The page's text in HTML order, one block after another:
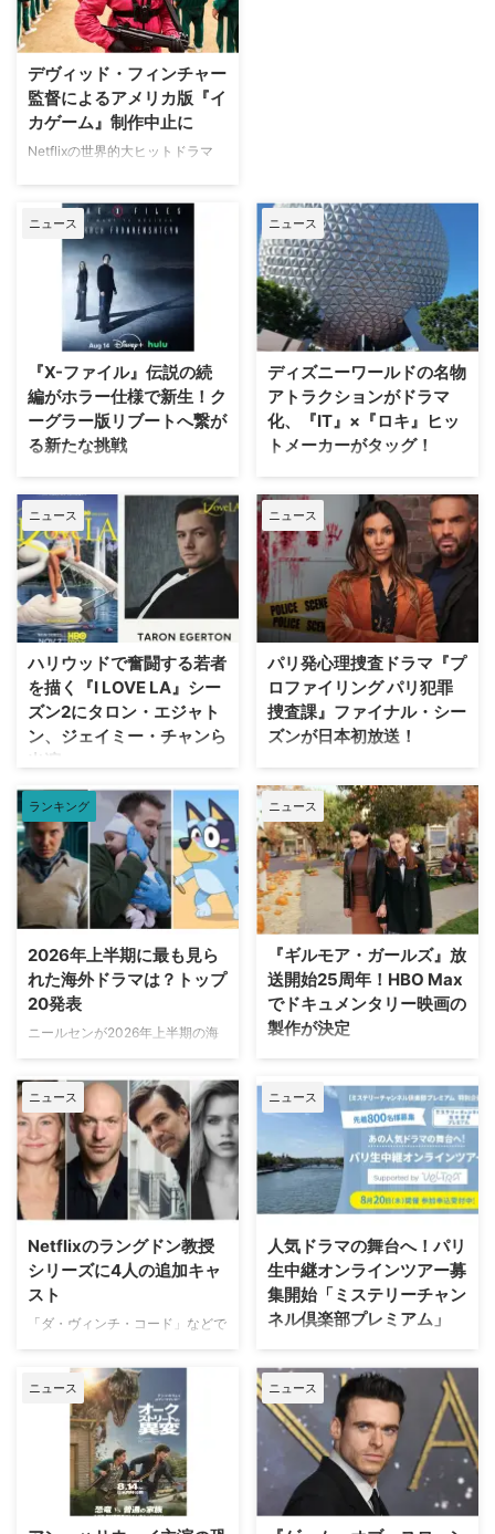
デヴィッド・フィンチャー
監督によるアメリカ版『イ
カゲーム』制作中止に
Netflixの世界的大ヒットドラマ
をとる予定だった英語版スピンオ
フ『Heckler（仮題）』の企画開
発が中止されたことが明らかにな
った。一時は同フランチャイズ初
の英語によるドラマシリーズとし
て期待されていたが、動画配信プ
ラットフォーム側の戦略変更など
を受け、プロジェクトは表舞台か
ら姿を消すこととなった。米
ThePlaylistが報じている。 デヴ
ィッド・フィンチャーが進めてい
2024年、フィンチャーがNetf …
ニュース
『X-ファイル』伝説の続
編がホラー仕様で新生！ク
ーグラー版リブートへ繋が
る新たな挑戦
SFサスペンスの金字塔『X-ファ
イル』の劇場版第2作『X-ファイ
ル：真実を求めて』が、18年の時
を経て、クリス・カーター監督の
手によるよりダークなディレクタ
ーズ・カット版として遂に日の目
を浴びることが決定した。 18年
の時を経て明かされる『X-ファイ
ル』第2作の真の姿 カーターが脚
本・監督を務めた本作の本来のビ
ジョンが解禁されるにあたり、
Entertainment Weekly（EW）誌
はホラー映画さながらの予告編映
to B …
ニュース
ディズニーワールドの名物
アトラクションがドラマ
化、『IT』×『ロキ』ヒッ
トメーカーがタッグ！
Disney+が、ウォルト・ディズニ
ー・ワールド（WDW）のパーク
EPCOTを代表する大人気アトラ
クションに着想を得たドラマ作品
『Spaceship Earth（原題）』の
パイロット版を発注した。 ディ
ズニーワールドのシンボルが実写
ドラマ化へ！ 製作を手掛けるの
は、映画『IT／イット “それ”が見
えたら、終わり。』の前日譚ドラ
マ『IT／イット ウェルカム・ト
ゥ・デリー “それ”が見えたら、終
わり。』で知られるジェイソン・
『ロキ』のマイケル・ウォルドロ
ン。そしてスタジオは20th …
ニュース
ハリウッドで奮闘する若者
を描く『I LOVE LA』シー
ズン2にタロン・エジャト
ン、ジェイミー・チャンら
出演
HBOの話題作『I LOVE LA』シー
ズン2に、『キングスマン』のタ
ロン・エジャトンや『The
Gifted ザ・ギフテッド』のジェ
イミー・チャンら注目キャストが
ゲスト出演することがわかった。
米Deadlineが報じている。 過酷
なハリウッドで夢を追う若者たち
の物語『I LOVE LA』 レイチェ
ル・セノット（『ボトムス ～最
底で最強？な私たち～』）が製
作・製作総指揮・主演を兼任する
『I Love LA』は、ロサンゼルス
を舞台に人生と恋を模索する野心
溢れる友人グループを描く話題
作。過酷なハリウッドで成功 …
ニュース
パリ発心理捜査ドラマ『プ
ロファイリング パリ犯罪
捜査課』ファイナル・シー
ズンが日本初放送！
フランス発の大人気心理捜査ドラ
マ『プロファイリング パリ犯罪
捜査課』のファイナル・シーズン
（シーズン10・全8話）が、アク
ションチャンネルにて8月29日
（土）18時より独占日本初放送さ
れることが決定。これに合わせ、
ファンに愛された人気キャラクタ
「プロファイリング」セレクショ
ンも8月8日（土）より4週連続で
放送される。 新ヒロイン・エリ
ザの登場と波乱の最終章 『プロ
ファイラーとパリ司法警察の捜査
チームが絶妙なタッグを組 …
ランキング
2026年上半期に最も見ら
れた海外ドラマは？トップ
20発表
ニールセンが2026年上半期の海
発表。「総合」「オリジナルドラ
マ」「非オリジナルドラマ（※放
映権を獲得した他社作品）」とい
う3部門における全米でのストリ
ーミング（配信）ランキングを紹
介しよう。 2026年上半期 配信ラ
ンキング（ニールセン調べ）
年6月28日（日）までの順位は以
下の通り。 総合 『ストレンジャ
ー・シングス 未知の世界』
（Netflix／計42話）…232億
（Disney+／計154話）.. …
ニュース
『ギルモア・ガールズ』放
送開始25周年！HBO Max
でドキュメンタリー映画の
製作が決定
ワーナー・ブラザース・テレビジ
ードラマの金字塔『ギルモア・ガ
ールズ』を振り返る初の公式ドキ
ュメンタリー映画を制作中である
ことが明らかになった。2000年
から2007年にかけて放送され、
いまなお絶大な人気を誇る本作。
する今作は、HBO Maxにて配信
される予定だ。監督を務めるの
は、ドキュメンタリー映画『ある
アスリートの告発』で高い評価を
ンに愛され続けてきた作品の魅力
を、新たな角度から解き明かして
いく。 未公開アウトテイ …
ニュース
Netflixのラングドン教授
シリーズに4人の追加キャ
スト
「ダ・ヴィンチ・コード」などで
セラー小説、ロバート・ラングド
ン教授シリーズ最新作「シークレ
ット・オブ・シークレッツ」のド
ラマ化をNetflixが進めていること
は、当サイトで以前お伝えした通
り。その追加キャストが明らかに
なった。米Deadlineが伝えてい
ニュース
人気ドラマの舞台へ！パリ
生中継オンラインツアー募
集開始「ミステリーチャン
ネル倶楽部プレミアム」
日本唯一のミステリードラマ専門
チャンネル「ミステリーチャンネ
ル」は、現地体験型アクティビテ
ィ専門予約サイト「ベルトラ」特
別協力のもと、8月20日（木）19
時よりパリ生中継オンラインツア
ーを開催する。「ミステリーチャ
ンネル倶楽部プレミアム」会員の
ニュース ニュース